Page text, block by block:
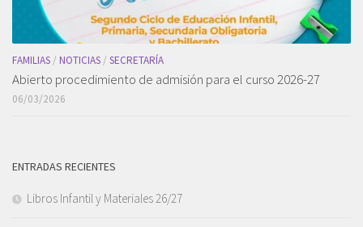
FAMILIAS / NOTICIAS / SECRETARÍA
Abierto procedimiento de admisión para el curso 2026-27
06/03/2026
ENTRADAS RECIENTES
Libros Infantil y Materiales 26/27